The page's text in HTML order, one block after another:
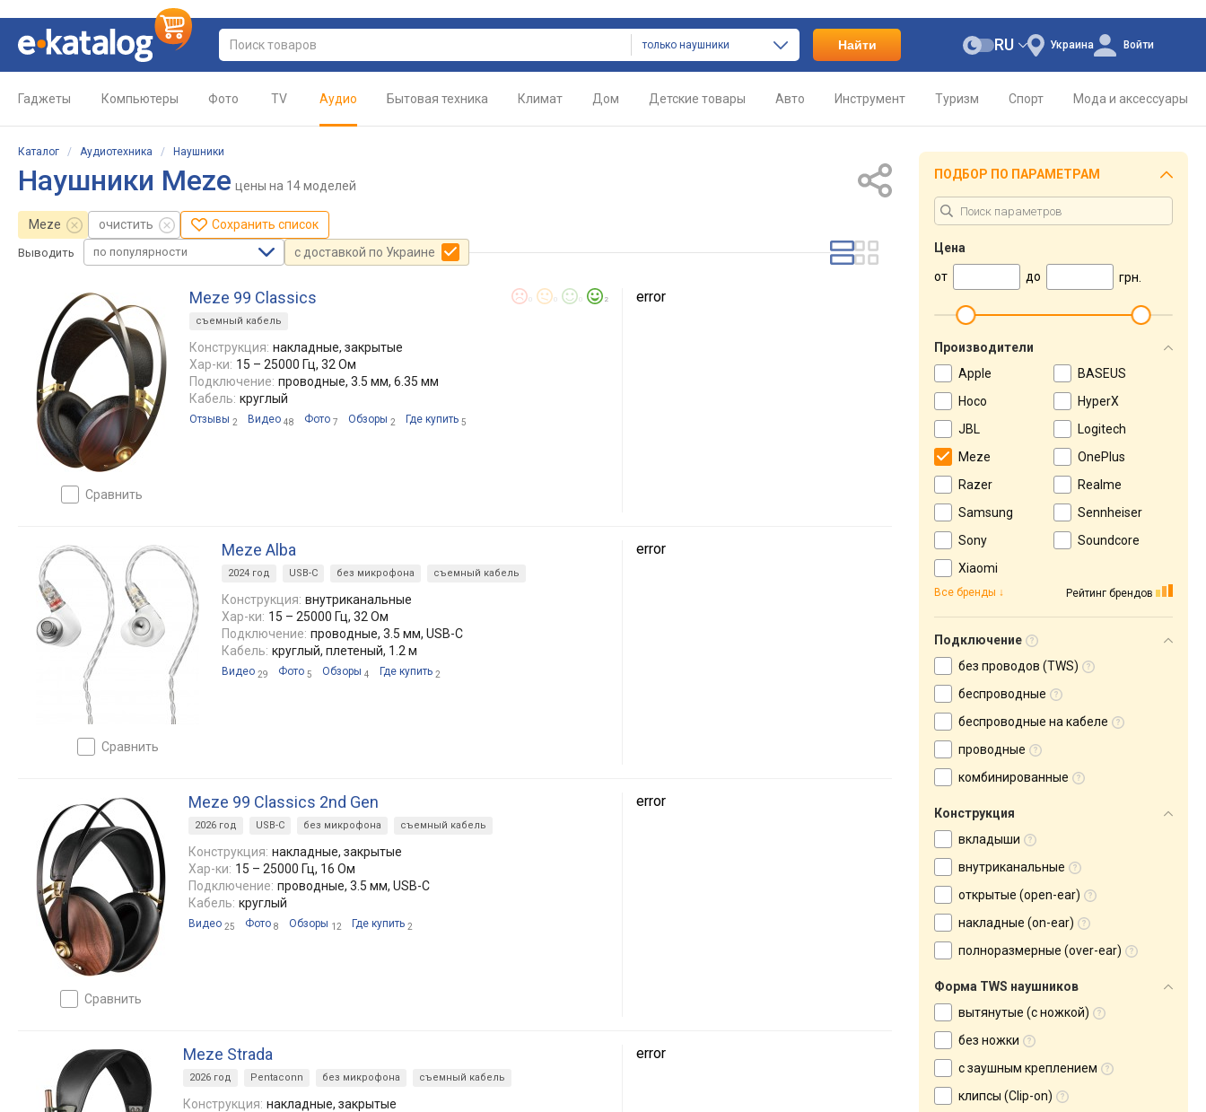
только наушники Найти Украина
RU Войти
Гаджеты Компьютеры Фото TV Аудио Бытовая техника Климат Дом Детские товары Авто Инструмент Туризм Спорт Мода и аксессуары
Каталог / Аудиотехника / Наушники
Наушники Meze цены на 14 моделей
Meze очистить Сохранить список
Выводить по популярности с доставкой по Украине
сравнить
Meze 99 Classics 2
съемный кабель
Конструкция: накладные, закрытые
Хар-ки: 15 – 25000 Гц, 32 Ом
Подключение: проводные, 3.5 мм, 6.35 мм
Кабель: круглый
Отзывы 2 Видео 48 Фото 7 Обзоры 2 Где купить 5
error
сравнить
Meze Alba
2024 год USB-C без микрофона съемный кабель
Конструкция: внутриканальные
Хар-ки: 15 – 25000 Гц, 32 Ом
Подключение: проводные, 3.5 мм, USB-C
Кабель: круглый, плетеный, 1.2 м
Видео 29 Фото 5 Обзоры 4 Где купить 2
error
сравнить
Meze 99 Classics 2nd Gen
2026 год USB-C без микрофона съемный кабель
Конструкция: накладные, закрытые
Хар-ки: 15 – 25000 Гц, 16 Ом
Подключение: проводные, 3.5 мм, USB-C
Кабель: круглый
Видео 25 Фото 8 Обзоры 12 Где купить 2
error
Meze Strada
2026 год Pentaconn без микрофона съемный кабель
Конструкция: накладные, закрытые
error
ПОДБОР ПО ПАРАМЕТРАМ
Цена
от
до грн.
Производители
Apple
BASEUS
Hoco
HyperX
JBL
Logitech
Meze
OnePlus
Razer
Realme
Samsung
Sennheiser
Sony
Soundcore
Xiaomi
Рейтинг брендов
Все бренды
Подключение
без проводов (TWS)
беспроводные
беспроводные на кабеле
проводные
комбинированные
Конструкция
вкладыши
внутриканальные
открытые (open-ear)
накладные (on-ear)
полноразмерные (over-ear)
Форма TWS наушников
вытянутые (с ножкой)
без ножки
с заушным креплением
клипсы (Clip-on)